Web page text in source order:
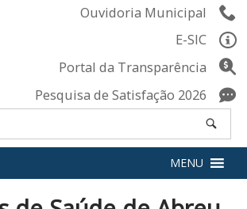
Ouvidoria Municipal
E-SIC
Portal da Transparência
Pesquisa de Satisfação 2026
MENU